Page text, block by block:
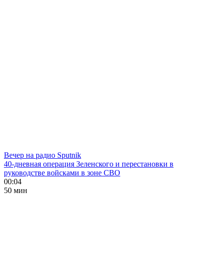
Вечер на радио Sputnik
40-дневная операция Зеленского и перестановки в
руководстве войсками в зоне СВО
00:04
50 мин